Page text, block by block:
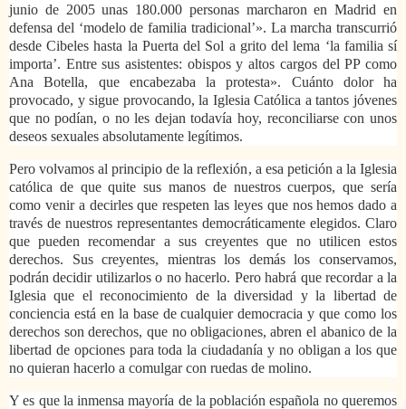
junio de 2005 unas 180.000 personas marcharon en Madrid en
defensa del ‘modelo de familia tradicional’». La marcha transcurrió
desde Cibeles hasta la Puerta del Sol a grito del lema ‘la familia sí
importa’. Entre sus asistentes: obispos y altos cargos del PP como
Ana Botella, que encabezaba la protesta». Cuánto dolor ha
provocado, y sigue provocando, la Iglesia Católica a tantos jóvenes
que no podían, o no les dejan todavía hoy, reconciliarse con unos
deseos sexuales absolutamente legítimos.
Pero volvamos al principio de la reflexión, a esa petición a la Iglesia
católica de que quite sus manos de nuestros cuerpos, que sería
como venir a decirles que respeten las leyes que nos hemos dado a
través de nuestros representantes democráticamente elegidos. Claro
que pueden recomendar a sus creyentes que no utilicen estos
derechos. Sus creyentes, mientras los demás los conservamos,
podrán decidir utilizarlos o no hacerlo. Pero habrá que recordar a la
Iglesia que el reconocimiento de la diversidad y la libertad de
conciencia está en la base de cualquier democracia y que como los
derechos son derechos, que no obligaciones, abren el abanico de la
libertad de opciones para toda la ciudadanía y no obligan a los que
no quieran hacerlo a comulgar con ruedas de molino.
Y es que la inmensa mayoría de la población española no queremos